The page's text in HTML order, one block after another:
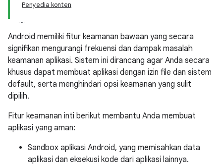
Penyedia konten
Android memiliki fitur keamanan bawaan yang secara
signifikan mengurangi frekuensi dan dampak masalah
keamanan aplikasi. Sistem ini dirancang agar Anda secara
khusus dapat membuat aplikasi dengan izin file dan sistem
default, serta menghindari opsi keamanan yang sulit
dipilih.
Fitur keamanan inti berikut membantu Anda membuat
aplikasi yang aman:
Sandbox aplikasi Android, yang memisahkan data
aplikasi dan eksekusi kode dari aplikasi lainnya.